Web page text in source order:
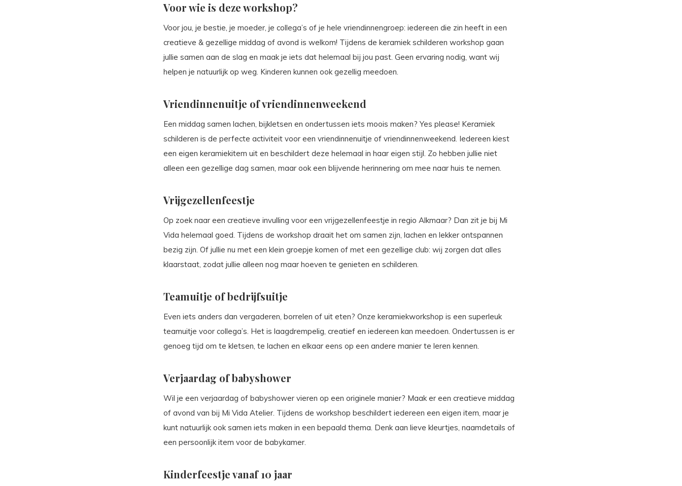
Voor wie is deze workshop?
Voor jou, je bestie, je moeder, je collega’s of je hele vriendinnengroep: iedereen die zin heeft in een
creatieve & gezellige middag of avond is welkom! Tijdens de keramiek schilderen workshop gaan
jullie samen aan de slag en maak je iets dat helemaal bij jou past. Geen ervaring nodig, want wij
helpen je natuurlijk op weg. Kinderen kunnen ook gezellig meedoen.
Vriendinnenuitje of vriendinnenweekend
Een middag samen lachen, bijkletsen en ondertussen iets moois maken? Yes please! Keramiek
schilderen is de perfecte activiteit voor een vriendinnenuitje of vriendinnenweekend. Iedereen kiest
een eigen keramiekitem uit en beschildert deze helemaal in haar eigen stijl. Zo hebben jullie niet
alleen een gezellige dag samen, maar ook een blijvende herinnering om mee naar huis te nemen.
Vrijgezellenfeestje
Op zoek naar een creatieve invulling voor een vrijgezellenfeestje in regio Alkmaar? Dan zit je bij Mi
Vida helemaal goed. Tijdens de workshop draait het om samen zijn, lachen en lekker ontspannen
bezig zijn. Of jullie nu met een klein groepje komen of met een gezellige club: wij zorgen dat alles
klaarstaat, zodat jullie alleen nog maar hoeven te genieten en schilderen.
Teamuitje of bedrijfsuitje
Even iets anders dan vergaderen, borrelen of uit eten? Onze keramiekworkshop is een superleuk
teamuitje voor collega’s. Het is laagdrempelig, creatief en iedereen kan meedoen. Ondertussen is er
genoeg tijd om te kletsen, te lachen en elkaar eens op een andere manier te leren kennen.
Verjaardag of babyshower
Wil je een verjaardag of babyshower vieren op een originele manier? Maak er een creatieve middag
of avond van bij Mi Vida Atelier. Tijdens de workshop beschildert iedereen een eigen item, maar je
kunt natuurlijk ook samen iets maken in een bepaald thema. Denk aan lieve kleurtjes, naamdetails of
een persoonlijk item voor de babykamer.
Kinderfeestje vanaf 10 jaar